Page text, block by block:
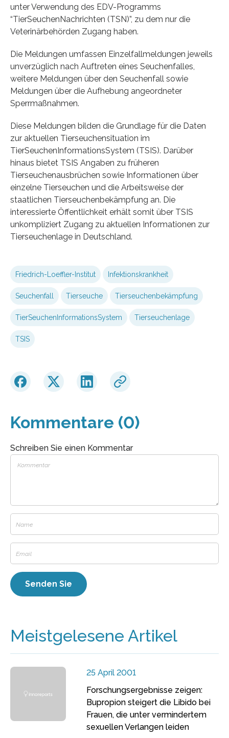
unter Verwendung des EDV-Programms
“TierSeuchenNachrichten (TSN)”, zu dem nur die
Veterinärbehörden Zugang haben.
Die Meldungen umfassen Einzelfallmeldungen jeweils
unverzüglich nach Auftreten eines Seuchenfalles,
weitere Meldungen über den Seuchenfall sowie
Meldungen über die Aufhebung angeordneter
Sperrmaßnahmen.
Diese Meldungen bilden die Grundlage für die Daten
zur aktuellen Tierseuchensituation im
TierSeuchenInformationsSystem (TSIS). Darüber
hinaus bietet TSIS Angaben zu früheren
Tierseuchenausbrüchen sowie Informationen über
einzelne Tierseuchen und die Arbeitsweise der
staatlichen Tierseuchenbekämpfung an. Die
interessierte Öffentlichkeit erhält somit über TSIS
unkompliziert Zugang zu aktuellen Informationen zur
Tierseuchenlage in Deutschland.
Friedrich-Loeffler-Institut Infektionskrankheit
Seuchenfall Tierseuche Tierseuchenbekämpfung
TierSeuchenInformationsSystem Tierseuchenlage
TSIS
Kommentare (0)
Schreiben Sie einen Kommentar
Meistgelesene Artikel
25 April 2001
Forschungsergebnisse zeigen:
Bupropion steigert die Libido bei
Frauen, die unter vermindertem
sexuellen Verlangen leiden